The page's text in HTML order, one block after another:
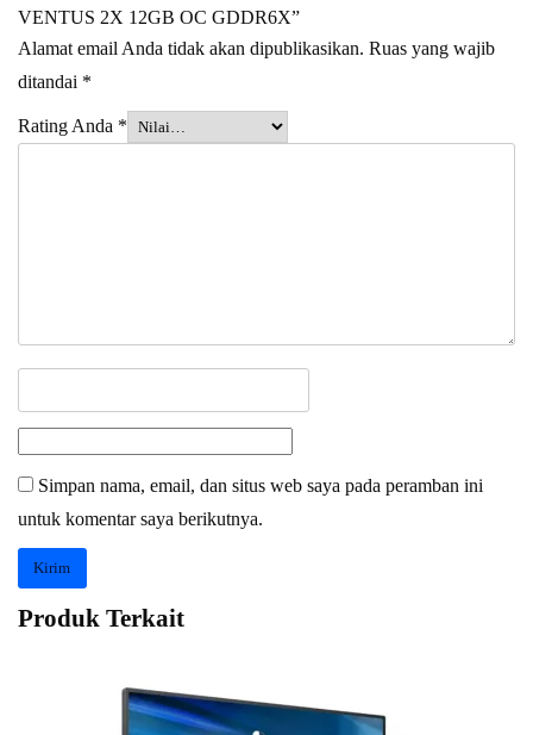
VENTUS 2X 12GB OC GDDR6X”
Alamat email Anda tidak akan dipublikasikan. Ruas yang wajib
ditandai *
Rating Anda *
Simpan nama, email, dan situs web saya pada peramban ini
untuk komentar saya berikutnya.
Produk Terkait